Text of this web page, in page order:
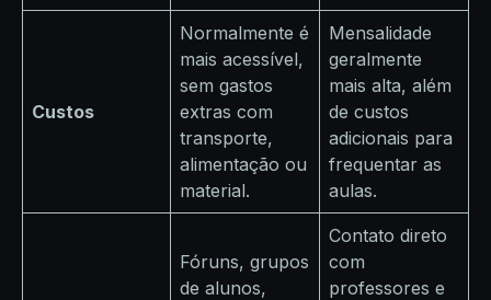
Custos
Normalmente é
mais acessível,
sem gastos
extras com
transporte,
alimentação ou
material.
Mensalidade
geralmente
mais alta, além
de custos
adicionais para
frequentar as
aulas.
Fóruns, grupos
de alunos,
Contato direto
com
professores e